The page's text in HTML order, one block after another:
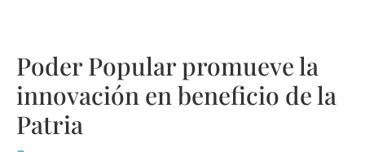
Poder Popular promueve la
innovación en beneficio de la
Patria